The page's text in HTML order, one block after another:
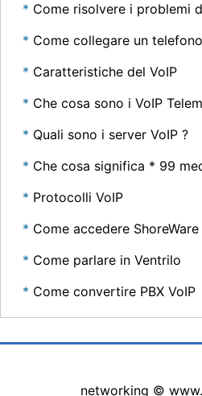
Come risolvere i problemi
Come collegare un
Caratteristiche del VoIP
Che cosa sono i VoIP
Quali sono i server VoIP ?
Che cosa significa * 99
Protocolli VoIP
Come accedere
Come parlare in Ventrilo
Come convertire PBX VoIP
networking ©